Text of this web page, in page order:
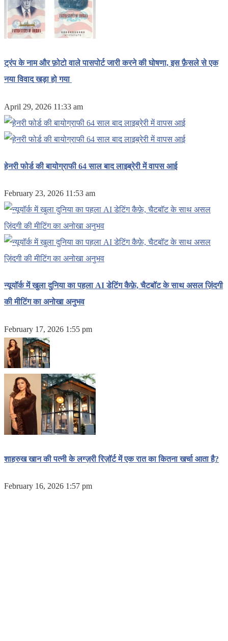
ट्रंप के नाम और फ़ोटो वाले पासपोर्ट जारी करने की घोषणा, इस फ़ैसले से एक
नया विवाद खड़ा हो गया
April 29, 2026 11:33 am
हेनरी फोर्ड की बायोग्राफी 64 साल बाद लाइब्रेरी में वापस आई
February 23, 2026 11:53 am
न्यूयॉर्क में खुला दुनिया का पहला AI डेटिंग कैफ़े, चैटबॉट के साथ असल ज़िंदगी
की मीटिंग का अनोखा अनुभव
February 17, 2026 1:55 pm
शाहरुख खान की पत्नी के लग्ज़री रिज़ॉर्ट में एक रात का कितना खर्चा आता है?
February 16, 2026 1:57 pm